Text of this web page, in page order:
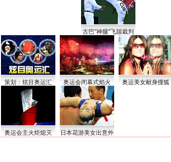
古巴"神腿"飞踹裁判
策划：炫目奥运汇 奥运会闭幕式焰火 奥运美女献身搜狐
奥运会主火炬熄灭 日本花游美女出意外